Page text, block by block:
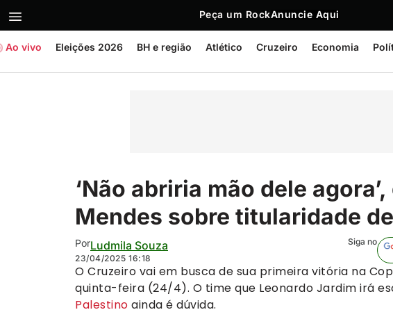
Peça um RockAnuncie Aqui
Ao vivo Eleições 2026 BH e região Atlético Cruzeiro Economia
‘Não abriria mão dele
Mendes sobre titularidade
PorLudmila Souza
23/04/2025 16:18
Siga no
O Cruzeiro vai em busca de sua primeira vitória na
quinta-feira (24/4). O time que Leonardo Jardim irá
Palestino ainda é dúvida.